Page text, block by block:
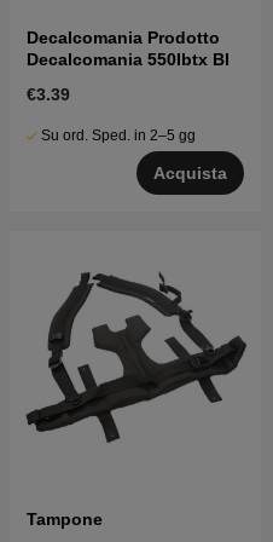
Decalcomania Prodotto
Decalcomania 550Ibtx Bl
€3.39
Su ord. Sped. in 2–5 gg
Acquista
Tampone